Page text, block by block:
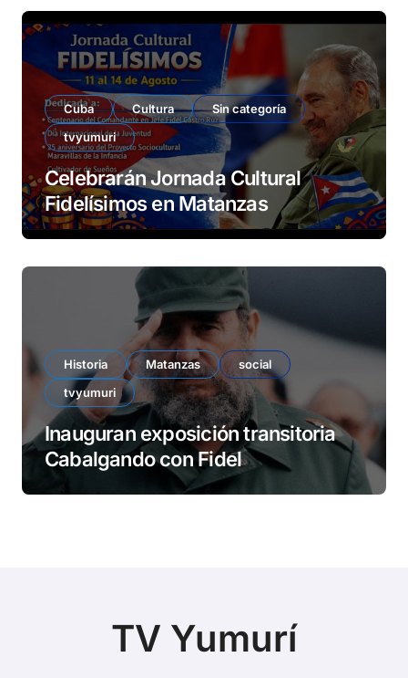
Cuba Cultura
Sin categoría
tvyumuri
Celebrarán Jornada Cultural
Fidelísimos en Matanzas
Historia Matanzas
social
tvyumuri
Inauguran exposición transitoria
Cabalgando con Fidel
TV Yumurí